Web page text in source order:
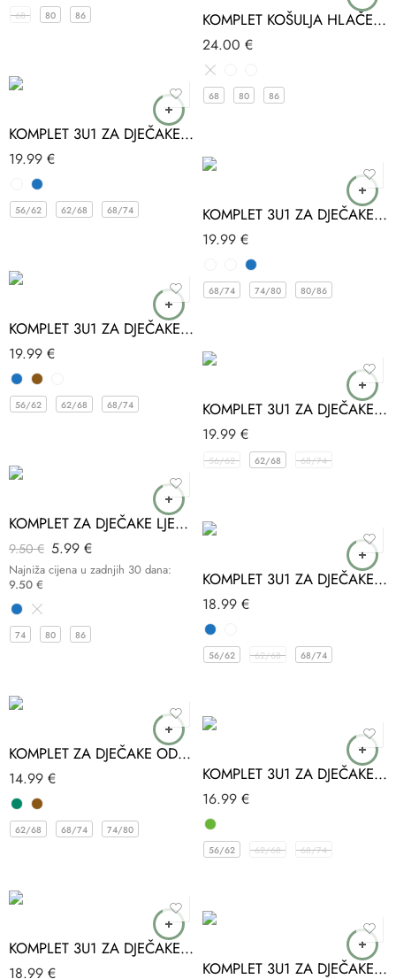
68 80 86 KOMPLET KOŠULJA HLAČE S TREGERIMA SORT TERRY
24.00 €
68 80 86
KOMPLET 3U1 ZA DJEČAKE AUTIĆ PAKEL
19.99 €
56/62 62/68 68/74 KOMPLET 3U1 ZA DJEČAKE CHICAGO PAKEL
19.99 €
68/74 74/80 80/86
KOMPLET 3U1 ZA DJEČAKE NY PAKEL
19.99 €
56/62 62/68 68/74 KOMPLET 3U1 ZA DJEČAKE PLAVA PAKEL
19.99 €
56/62 62/68 68/74
KOMPLET ZA DJEČAKE LJETO SUMMERDAYS
9.50€ 5.99 €
Najniža cijena u zadnjih 30 dana:
9.50 €
74 80 86
KOMPLET 3U1 ZA DJEČAKE ŽIRAFA BABYIM
18.99 €
56/62 62/68 68/74
KOMPLET ZA DJEČAKE OD MUSLINA COSAY
14.99 €
62/68 68/74 74/80
KOMPLET 3U1 ZA DJEČAKE AUTIĆ BABYIM
16.99 €
56/62 62/68 68/74
KOMPLET 3U1 ZA DJEČAKE SLON PLAVA BABYIM
18.99 € KOMPLET 3U1 ZA DJEČAKE ZELENA BABYIM